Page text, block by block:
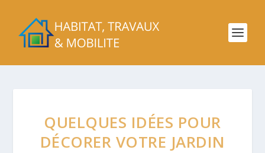
QUELQUES IDÉES POUR
DÉCORER VOTRE JARDIN